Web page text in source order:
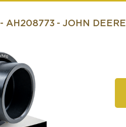
- AH208773 - JOHN DEERE